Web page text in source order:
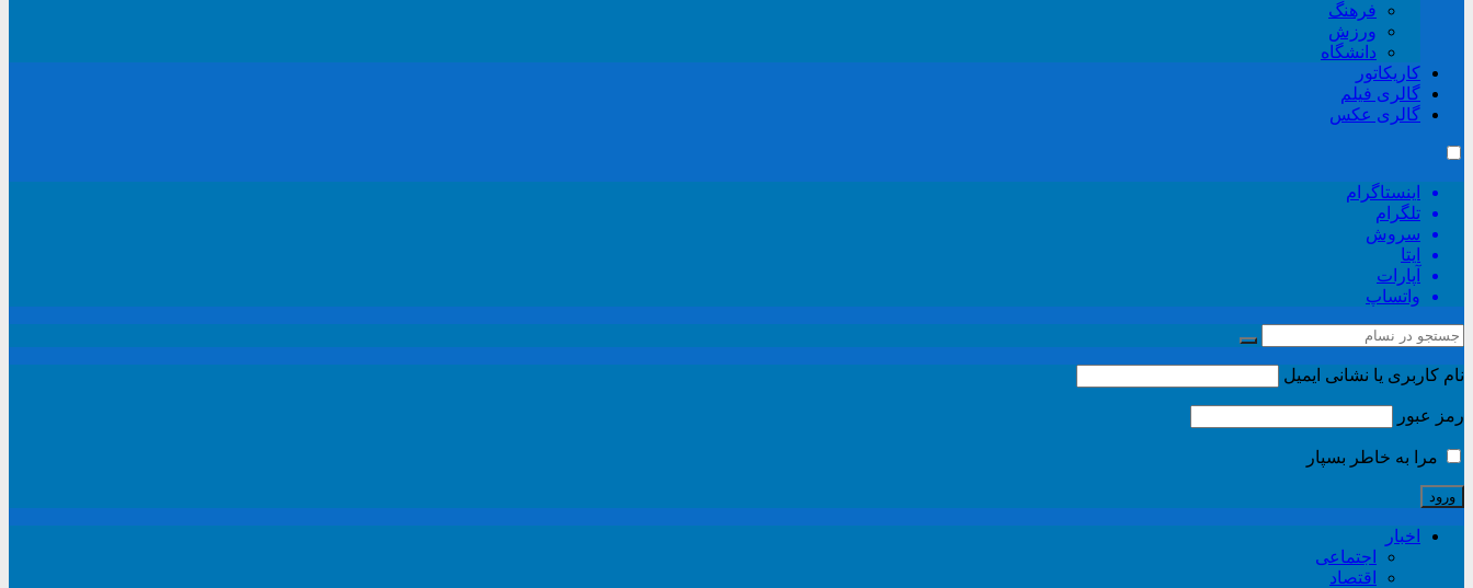
فرهنگ
ورزش
دانشگاه
کاریکاتور
گالری فیلم
گالری عکس
اینستاگرام
تلگرام
سروش
ایتا
آپارات
واتساپ
نام کاربری یا نشانی ایمیل
رمز عبور
مرا به خاطر بسپار
اخبار
اجتماعی
اقتصاد